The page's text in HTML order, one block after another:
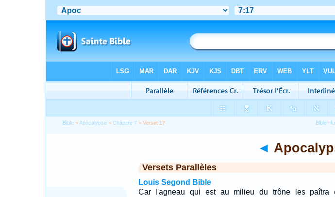
Bible >Apocalypse >Chapitre 7 > Verset 17
◄
Versets Parallèles
Louis Segond Bible
Car l'agneau qui est au milieu du trône les paîtra